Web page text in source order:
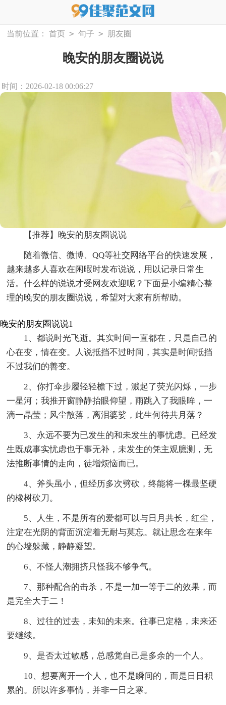
当前位置： 首页 > 句子 > 朋友圈
晚安的朋友圈说说
时间：2026-02-18 00:06:27
【推荐】晚安的朋友圈说说
随着微信、微博、QQ等社交网络平台的快速发展，
越来越多人喜欢在闲暇时发布说说，用以记录日常生
活。什么样的说说才受网友欢迎呢？下面是小编精心整
理的晚安的朋友圈说说，希望对大家有所帮助。
晚安的朋友圈说说1
1、都说时光飞逝。其实时间一直都在，只是自己的
心在变，情在变。人说抵挡不过时间，其实是时间抵挡
不过我们的善变。
2、你打伞步履轻轻檐下过，溅起了荧光闪烁，一步
一星河；我推开窗静静抬眼仰望，雨跳入了我眼眸，一
滴一晶莹；风尘散落，离泪婆娑，此生何待共月落？
3、永远不要为已发生的和未发生的事忧虑。已经发
生既成事实忧虑也于事无补，未发生的凭主观臆测，无
法推断事情的走向，徒增烦恼而已。
4、斧头虽小，但经历多次劈砍，终能将一棵最坚硬
的橡树砍刀。
5、人生，不是所有的爱都可以与日月共长，红尘，
注定在光阴的背面沉淀着无耐与莫忘。就让思念在来年
的心墙躲藏，静静凝望。
6、不怪人潮拥挤只怪我不够争气。
7、那种配合的击杀，不是一加一等于二的效果，而
是完全大于二！
8、过往的过去，未知的未来。往事已定格，未来还
要继续。
9、是否太过敏感，总感觉自己是多余的一个人。
10、想要离开一个人，也不是瞬间的，而是日日积
累的。所以许多事情，并非一日之寒。